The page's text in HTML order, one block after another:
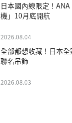
日本國內線限定！
機」10月底開航
2026.08.04
全部都想收藏！日本
聯名吊飾
2026.08.03